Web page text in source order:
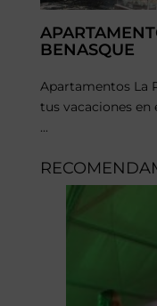
BENASQUE
Apartamentos La
tus vacaciones en
...